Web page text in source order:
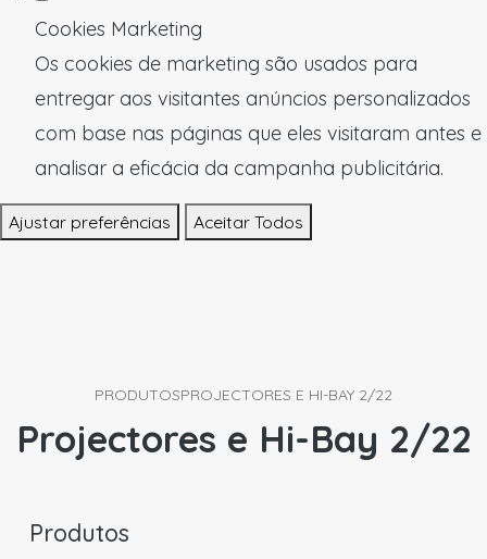
Cookies Marketing
Os cookies de marketing são usados para
entregar aos visitantes anúncios personalizados
com base nas páginas que eles visitaram antes e
analisar a eficácia da campanha publicitária.
Ajustar preferências Aceitar Todos
PRODUTOSPROJECTORES E HI-BAY 2/22
Projectores e Hi-Bay 2/22
Produtos